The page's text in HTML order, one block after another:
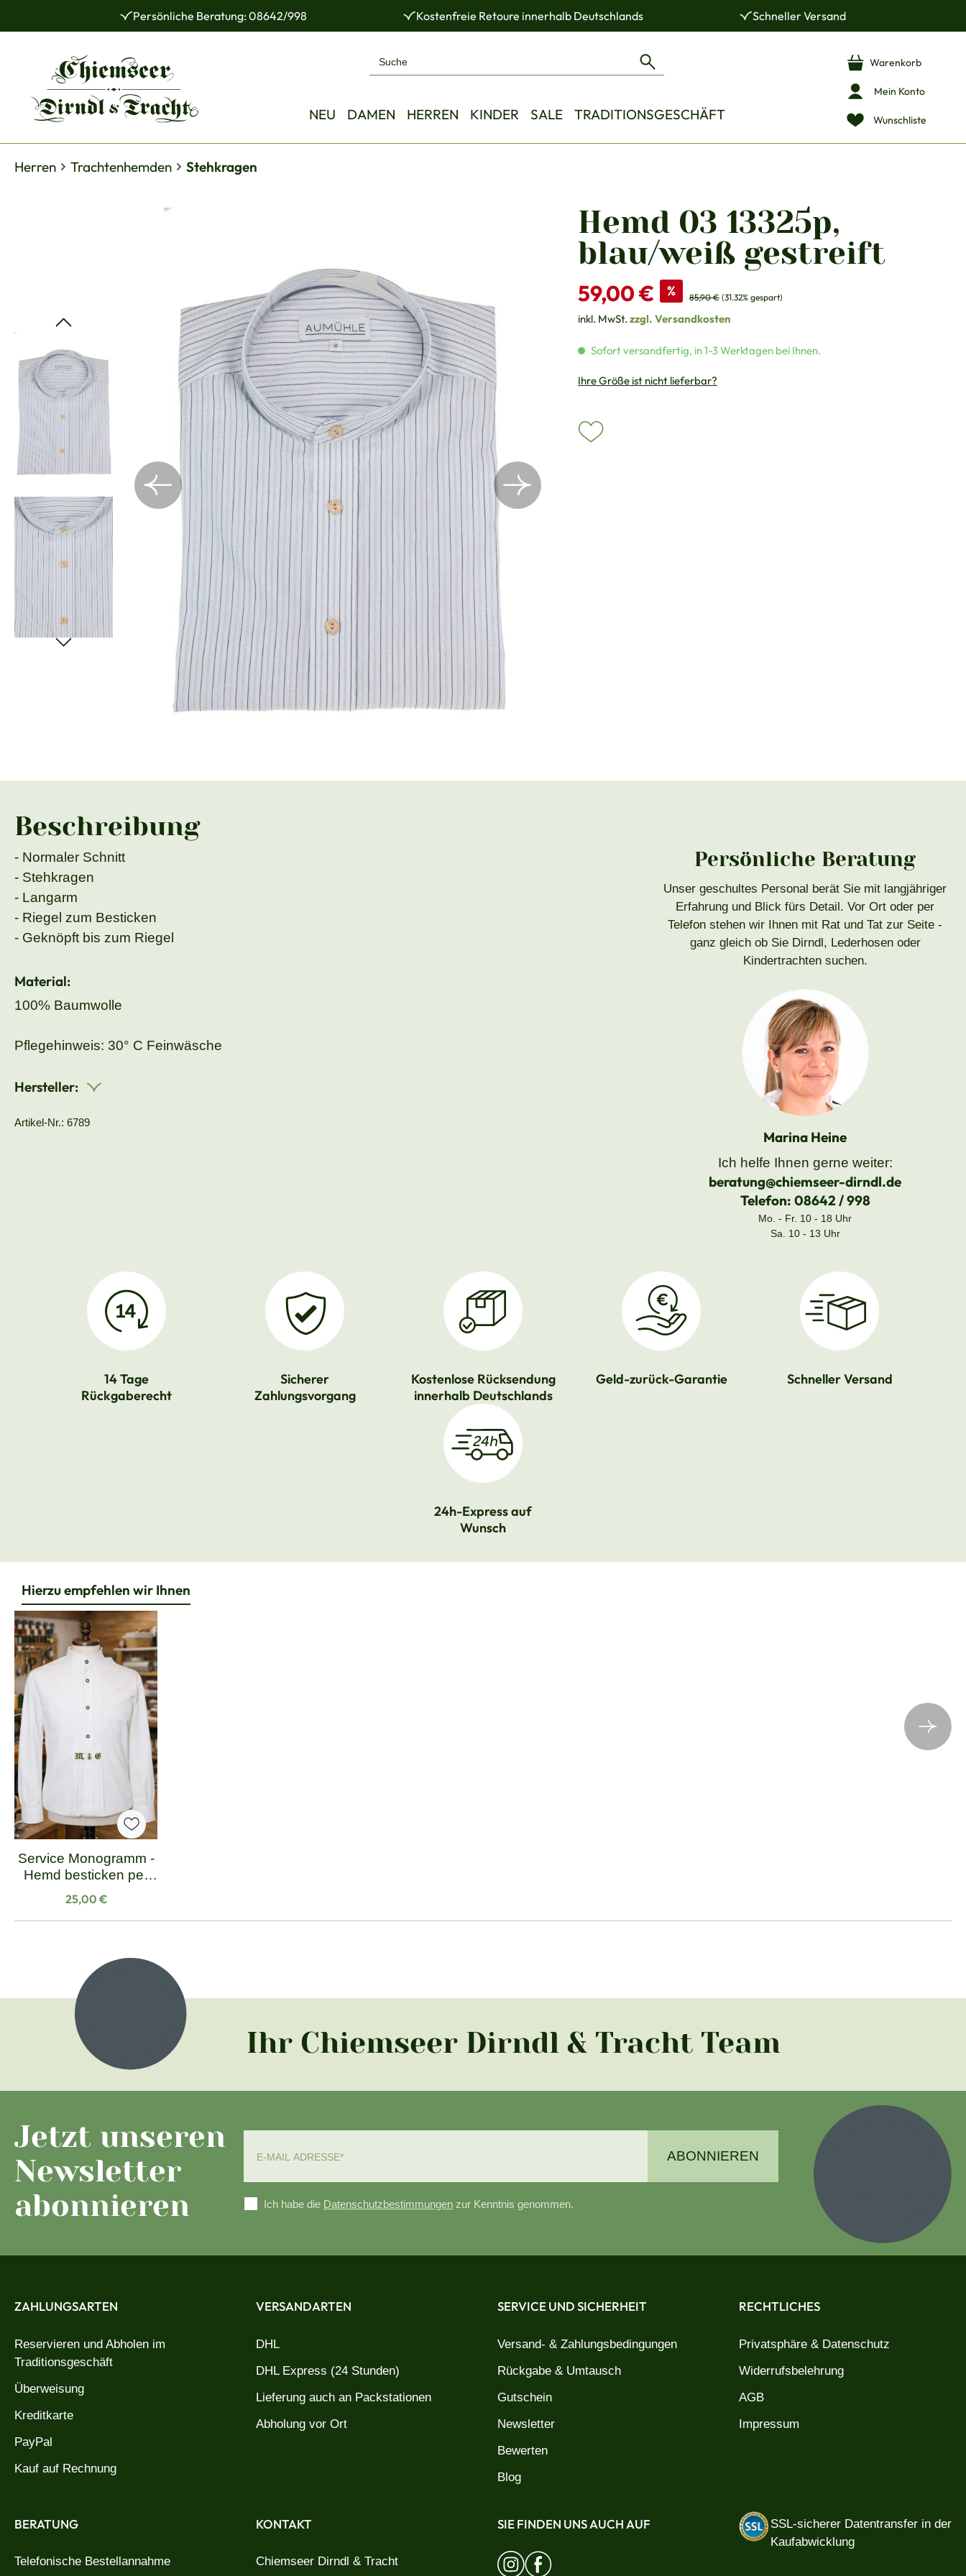
Hauptinhalt springen
Zur Hauptnavigation springenPersönliche Beratung: 08642/998 Kostenfreie Retoure innerhalb Deutschlands Schneller Versand
NEU DAMEN HERREN KINDER SALE TRADITIONSGESCHÄFT Wunschliste
Mein Konto
Warenkorb
Herren Trachtenhemden Stehkragen
Hemd 03 13325p,
blau/weiß gestreift
Verkaufspreis:
59,00 € % Regulärer Preis:
85,90 € (31.32% gespart)
inkl. MwSt. zzgl. Versandkosten
Sofort versandfertig, in 1-3 Werktagen bei Ihnen.
Ihre Größe ist nicht lieferbar?
Beschreibung
- Normaler Schnitt
- Stehkragen
- Langarm
- Riegel zum Besticken
- Geknöpft bis zum Riegel
Material:
100% Baumwolle
Pflegehinweis: 30° C Feinwäsche
Hersteller:
Artikel-Nr.: 6789
Persönliche Beratung
Unser geschultes Personal berät Sie mit langjähriger
Erfahrung und Blick fürs Detail. Vor Ort oder per
Telefon stehen wir Ihnen mit Rat und Tat zur Seite -
ganz gleich ob Sie Dirndl, Lederhosen oder
Kindertrachten suchen.
Marina Heine
Ich helfe Ihnen gerne weiter:
beratung@chiemseer-dirndl.de
Telefon: 08642 / 998
Mo. - Fr. 10 - 18 Uhr
Sa. 10 - 13 Uhr
14 Tage
Rückgaberecht
Sicherer
Zahlungsvorgang
Kostenlose Rücksendung
innerhalb Deutschlands
Geld-zurück-Garantie Schneller Versand
24h-Express auf
Wunsch
Hierzu empfehlen wir Ihnen
Produktgalerie überspringen
Service Monogramm -
Hemd besticken per
Hand
Regulärer Preis:
25,00 €
Ihr Chiemseer Dirndl & Tracht Team
Jetzt unseren
Newsletter
abonnieren
ABONNIEREN
Ich habe die Datenschutzbestimmungen zur Kenntnis genommen.
ZAHLUNGSARTEN
Reservieren und Abholen im
Traditionsgeschäft
Überweisung
Kreditkarte
PayPal
Kauf auf Rechnung
VERSANDARTEN
DHL
DHL Express (24 Stunden)
Lieferung auch an Packstationen
Abholung vor Ort
SERVICE UND SICHERHEIT
Versand- & Zahlungsbedingungen
Rückgabe & Umtausch
Gutschein
Newsletter
Bewerten
Blog
RECHTLICHES
Privatsphäre & Datenschutz
Widerrufsbelehrung
AGB
Impressum
BERATUNG
Telefonische Bestellannahme
KONTAKT
Chiemseer Dirndl & Tracht
SIE FINDEN UNS AUCH AUF
SSL-sicherer Datentransfer in der
Kaufabwicklung